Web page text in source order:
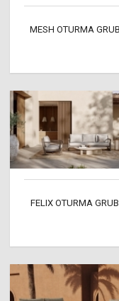
MESH OTURMA
FELIX OTURMA